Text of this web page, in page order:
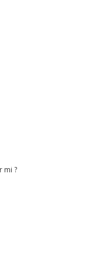
mi ?